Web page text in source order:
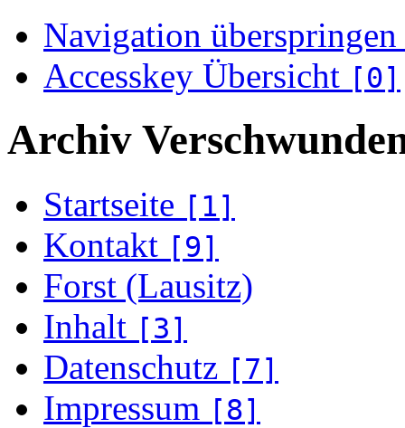
Navigation überspringen
Accesskey Übersicht [0]
Archiv
Startseite [1]
Kontakt [9]
Forst (Lausitz)
Inhalt [3]
Datenschutz [7]
Impressum [8]